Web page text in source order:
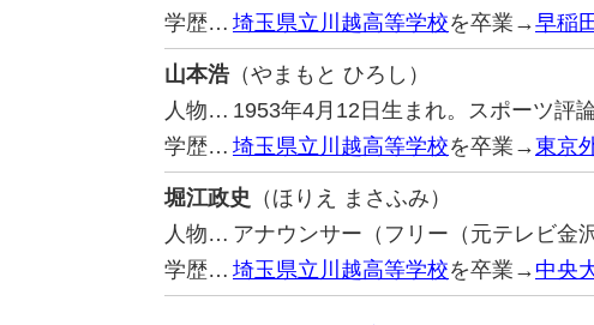
学歴… 埼玉県立川越高等学校を卒業→早稲
山本浩（やまもと ひろし）
人物… 1953年4月12日生まれ。スポーツ評
学歴… 埼玉県立川越高等学校を卒業→東京
堀江政史 （ほりえ まさふみ）
人物… アナウンサー（フリー（元テレビ金
学歴… 埼玉県立川越高等学校を卒業→ 中央